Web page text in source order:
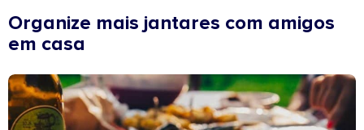
Organize mais jantares com amigos
em casa